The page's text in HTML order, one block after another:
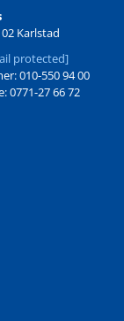
Karlstad
protected]
010-550 94 00
0771-27 66 72